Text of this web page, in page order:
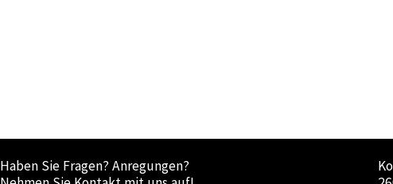
Haben Sie Fragen? Anregungen?